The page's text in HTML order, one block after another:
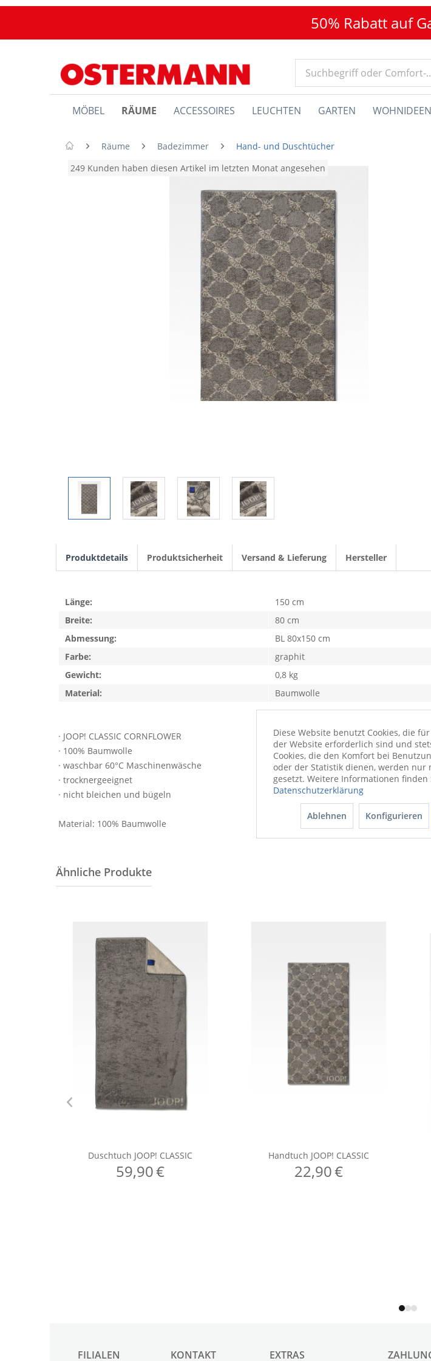
50% Rabatt auf
MÖBEL RÄUME ACCESSOIRES LEUCHTEN GARTEN WOHNIDEEN
Räume Badezimmer
Hand- und Duschtücher
249 Kunden haben diesen Artikel im letzten Monat angesehen
Produktdetails Produktsicherheit Versand & Lieferung Hersteller
· JOOP! CLASSIC CORNFLOWER
· 100% Baumwolle
· waschbar 60°C Maschinenwäsche
· trocknergeeignet
· nicht bleichen und bügeln
Material: 100% Baumwolle
Länge:
150 cm
Breite:
80 cm
Abmessung:
BL 80x150 cm
Farbe:
graphit
Gewicht:
0,8 kg
Material:
Baumwolle
FILIALEN KONTAKT EXTRAS
Diese Website benutzt Cookies, die
der Website erforderlich sind und
Cookies, die den Komfort bei
oder der Statistik dienen, werden nur
gesetzt. Weitere Informationen finden
Datenschutzerklärung
Ablehnen Konfigurieren